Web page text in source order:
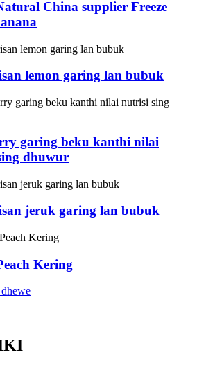
China supplier Freeze
lemon garing lan bubuk
garing beku kanthi nilai
dhuwur
jeruk garing lan bubuk
Kering